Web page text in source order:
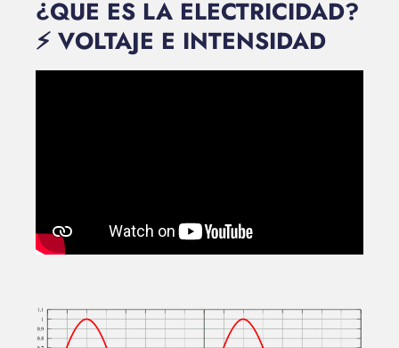
¿QUE ES LA ELECTRICIDAD?
⚡️ VOLTAJE E INTENSIDAD